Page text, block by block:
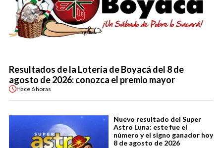
Resultados de la Lotería de Boyacá del 8 de
agosto de 2026: conozca el premio mayor
Hace 6 horas
Nuevo resultado del Super
Astro Luna: este fue el
número y el signo ganador hoy
8 de agosto de 2026